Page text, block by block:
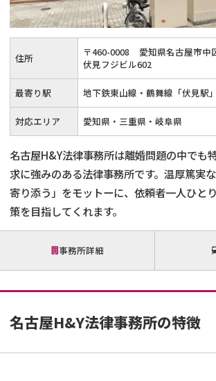
不貞
内縁
養育費
慰謝料
国際
DV
離婚
住所 〒460-0008
愛知県名古屋市中
伏見フジビル602
最寄り駅 地下鉄東山線・鶴舞線「伏見駅
対応エリア 愛知県・三重県・岐阜県
名古屋H&Y法律事務所は離婚問題の中でも
求に強みのある法律事務所です。温厚篤実
寄り添う」をモットーに、依頼者一人ひと
策を目指してくれます。​
事務所詳細
名古屋H&Y法律事務所の特徴